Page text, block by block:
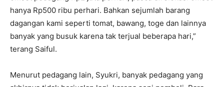
hanya Rp500 ribu perhari. Bahkan sejumlah barang
dagangan kami seperti tomat, bawang, toge dan lainnya
banyak yang busuk karena tak terjual beberapa hari,”
terang Saiful.
Menurut pedagang lain, Syukri, banyak pedagang yang